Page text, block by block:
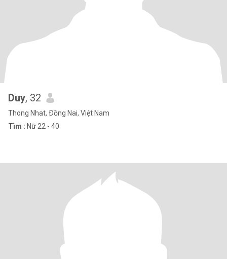
Duy, 32
Thong Nhat, Ðồng Nai, Việt Nam
Tìm : Nữ 22 - 40